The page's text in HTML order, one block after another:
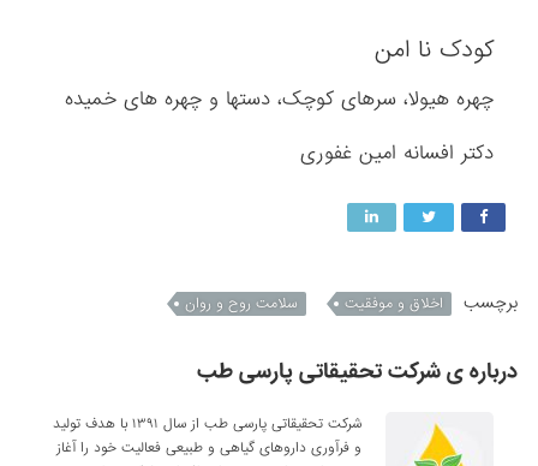
کودک نا امن
چهره هیولا، سرهای کوچک، دستها و چهره های خمیده
دکتر افسانه امین غفوری
برچسب اخلاق و موفقیت سلامت روح و روان
درباره ی شرکت تحقیقاتی پارسی طب
شرکت تحقیقاتی پارسی طب از سال ۱۳۹۱ با هدف تولید
و فرآوری داروهای گیاهی و طبیعی فعالیت خود را آغاز